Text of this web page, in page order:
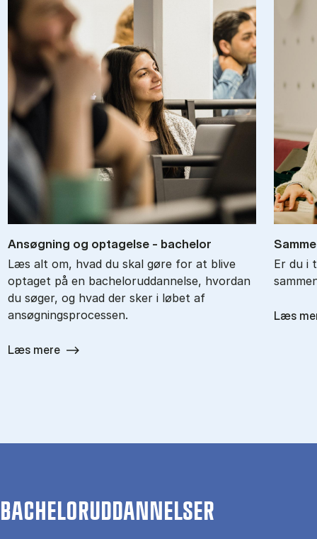
An­søg­ning og op­ta­gel­se - ba­chel­or
Læs alt om, hvad du skal gøre for at blive
optaget på en bacheloruddannelse, hvordan
du søger, og hvad der sker i løbet af
ansøgningsprocessen.
Læs mere
Er du i
Læs
BACHELORUDDANNELSER